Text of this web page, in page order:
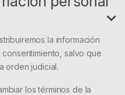
la información
salvo que
orden judicial.
los términos de la